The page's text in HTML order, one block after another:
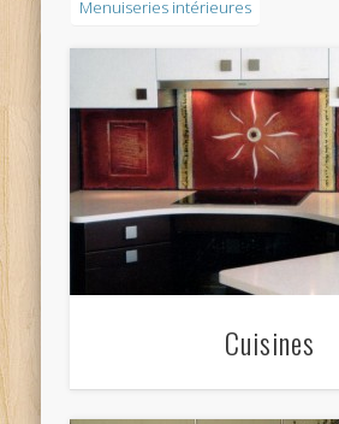
Menuiseries intérieures
Cuisines